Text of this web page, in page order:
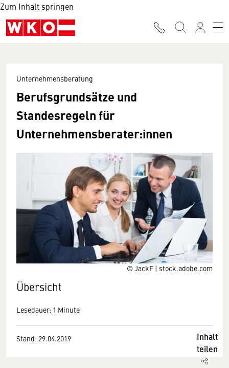
Zum Inhalt springen
© JackF | stock.adobe.com
Unternehmensberatung
Berufsgrundsätze und
Standesregeln für
Unternehmensberater:innen
Übersicht
Lesedauer: 1 Minute
Stand: 29.04.2019
Inhalt
teilen